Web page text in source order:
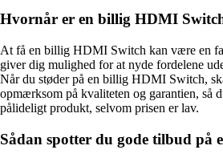
Hvornår er en billig HDMI
At få en billig HDMI Switch kan være en
giver dig mulighed for at nyde fordelene
Når du støder på en billig HDMI Switch,
opmærksom på kvaliteten og garantien, så
pålideligt produkt, selvom prisen er lav.
Sådan spotter du gode tilbud på